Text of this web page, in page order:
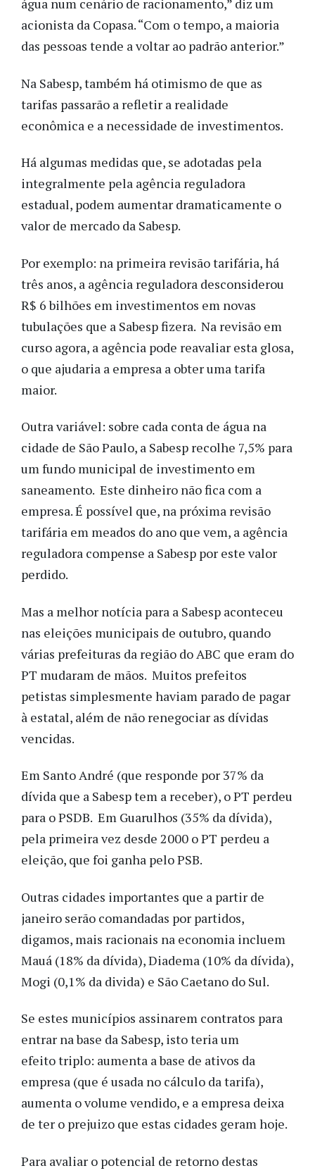
água num cenário de racionamento,” diz um
acionista da Copasa. “Com o tempo, a maioria
das pessoas tende a voltar ao padrão anterior.”
Na Sabesp, também há otimismo de que as
tarifas passarão a refletir a realidade
econômica e a necessidade de investimentos.
Há algumas medidas que, se adotadas pela
integralmente pela agência reguladora
estadual, podem aumentar dramaticamente o
valor de mercado da Sabesp.
Por exemplo: na primeira revisão tarifária, há
três anos, a agência reguladora desconsiderou
R$ 6 bilhões em investimentos em novas
tubulações que a Sabesp fizera. Na revisão em
curso agora, a agência pode reavaliar esta glosa,
o que ajudaria a empresa a obter uma tarifa
maior.
Outra variável: sobre cada conta de água na
cidade de São Paulo, a Sabesp recolhe 7,5% para
um fundo municipal de investimento em
saneamento. Este dinheiro não fica com a
empresa. É possível que, na próxima revisão
tarifária em meados do ano que vem, a agência
reguladora compense a Sabesp por este valor
perdido.
Mas a melhor notícia para a Sabesp aconteceu
nas eleições municipais de outubro, quando
várias prefeituras da região do ABC que eram do
PT mudaram de mãos. Muitos prefeitos
petistas simplesmente haviam parado de pagar
à estatal, além de não renegociar as dívidas
vencidas.
Em Santo André (que responde por 37% da
dívida que a Sabesp tem a receber), o PT perdeu
para o PSDB. Em Guarulhos (35% da dívida),
pela primeira vez desde 2000 o PT perdeu a
eleição, que foi ganha pelo PSB.
Outras cidades importantes que a partir de
janeiro serão comandadas por partidos,
digamos, mais racionais na economia incluem
Mauá (18% da dívida), Diadema (10% da dívida),
Mogi (0,1% da divida) e São Caetano do Sul.
Se estes municípios assinarem contratos para
entrar na base da Sabesp, isto teria um
efeito triplo: aumenta a base de ativos da
empresa (que é usada no cálculo da tarifa),
aumenta o volume vendido, e a empresa deixa
de ter o prejuizo que estas cidades geram hoje.
Para avaliar o potencial de retorno destas